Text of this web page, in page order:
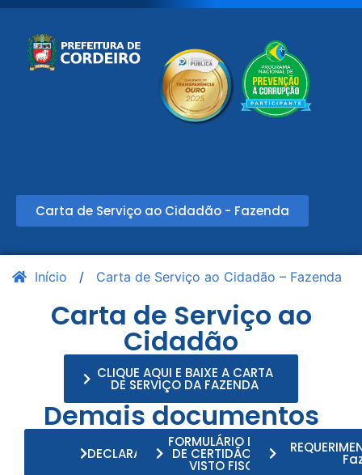
Carta de Serviço ao Cidadão - Fazenda
Início / Carta de Serviço ao Cidadão – Fazenda
Carta de Serviço ao
Cidadão
CLIQUE AQUI E BAIXE A CARTA
DE SERVIÇO DA FAZENDA
Demais documentos
DECLARAÇÃO - ITBI
FORMULÁRIO DE SOLICITAÇÃO
DE CERTIDÃO DE HABITE-SE E
VISTO FISCAL ESPECIAL